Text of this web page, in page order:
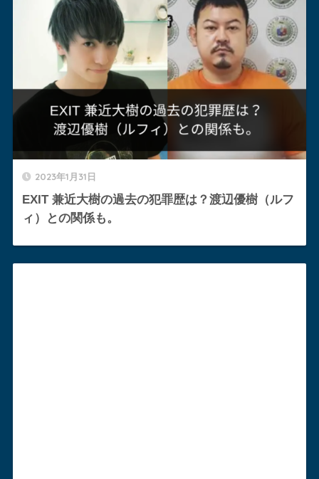
2023年1月31日
EXIT 兼近大樹の過去の犯罪歴は？渡辺優樹（ルフ
ィ）との関係も。